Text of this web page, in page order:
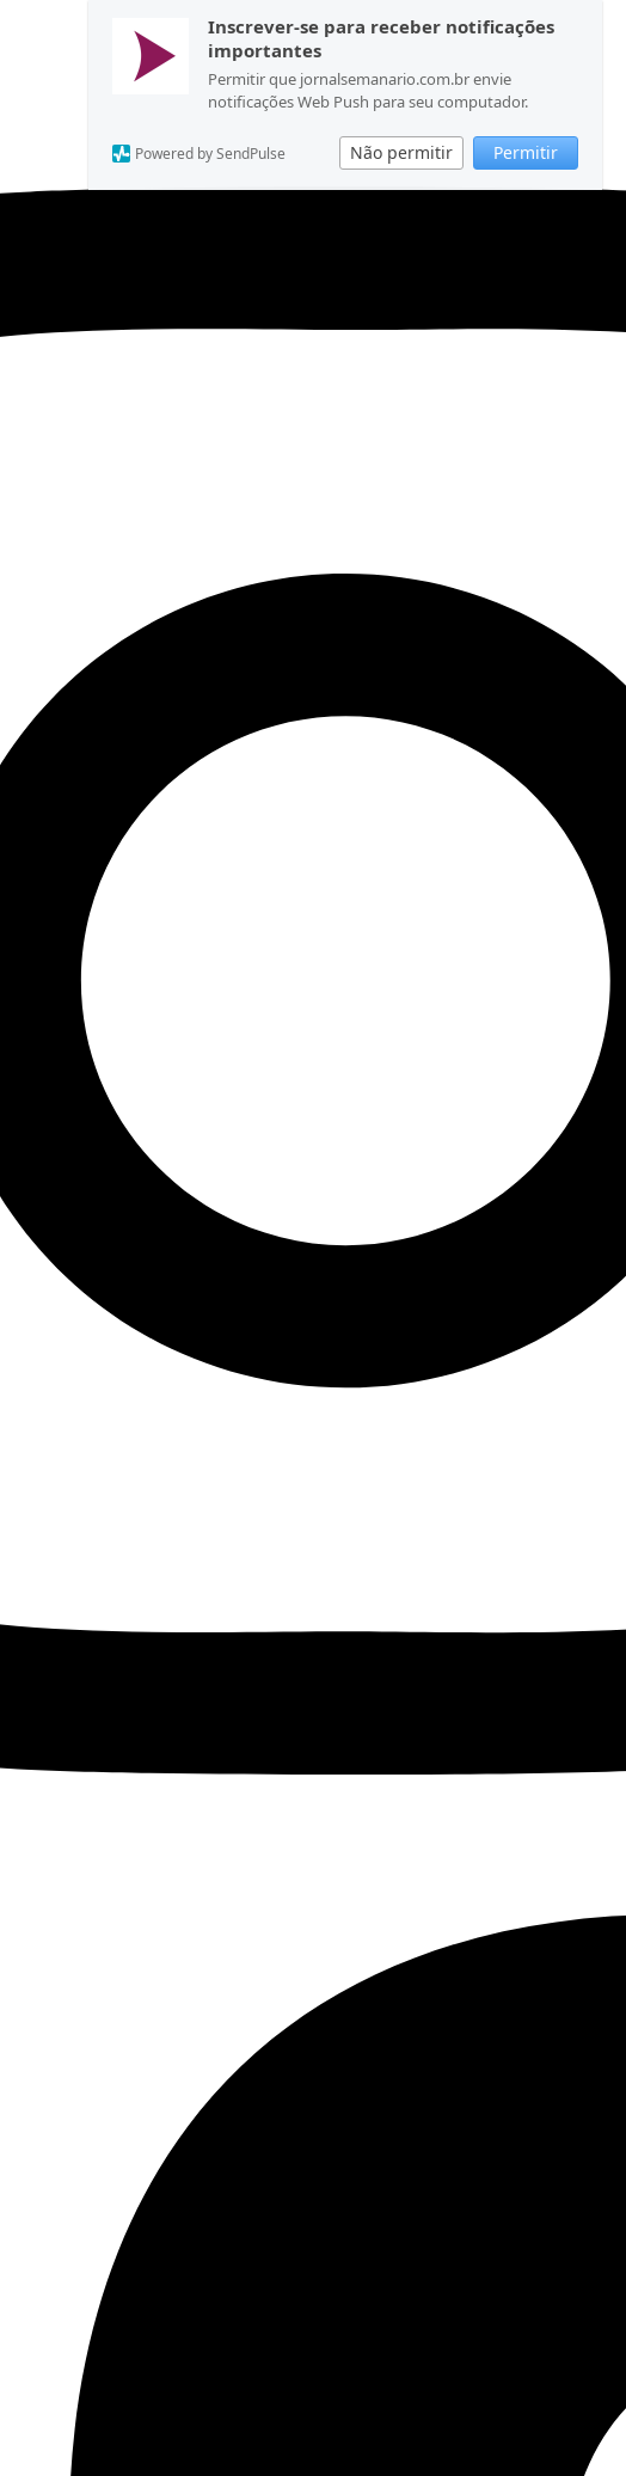
Inscrever-se para receber notificações
importantes
Permitir que jornalsemanario.com.br envie
notificações Web Push para seu computador.
Não permitir Permitir
Powered by SendPulse